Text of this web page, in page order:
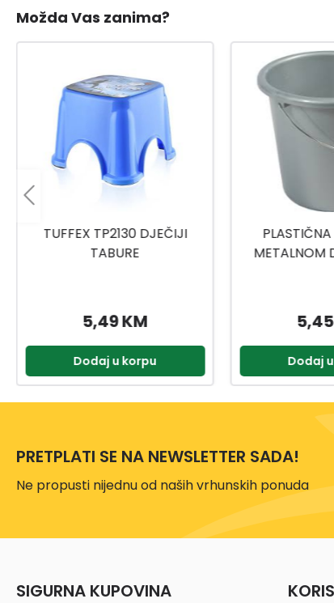
Možda Vas zanima?
PLASTIČNA KANTA SA
METALNOM DRŠKOM 10L
5,45 KM
Dodaj u korpu
TITIZ
Dodaj
PRETPLATI SE NA NEWSLETTER SADA!
Ne propusti nijednu od naših vrhunskih ponuda
SIGURNA KUPOVINA